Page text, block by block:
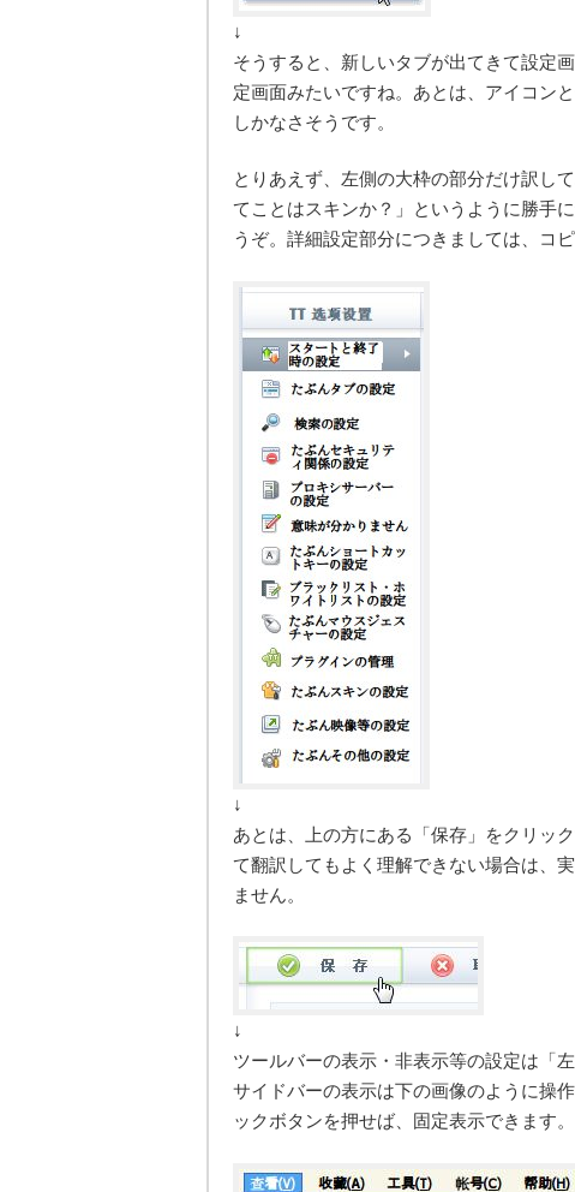
↓
そうすると、新しいタブが出てきて設定
定画面みたいですね。あとは、アイコン
しかなさそうです。
とりあえず、左側の大枠の部分だけ訳し
てことはスキンか？」というように勝手
うぞ。詳細設定部分につきましては、コ
↓
あとは、上の方にある「保存」をクリッ
て翻訳してもよく理解できない場合は、
ません。
↓
ツールバーの表示・非表示等の設定は「
サイドバーの表示は下の画像のように操
ックボタンを押せば、固定表示できます。